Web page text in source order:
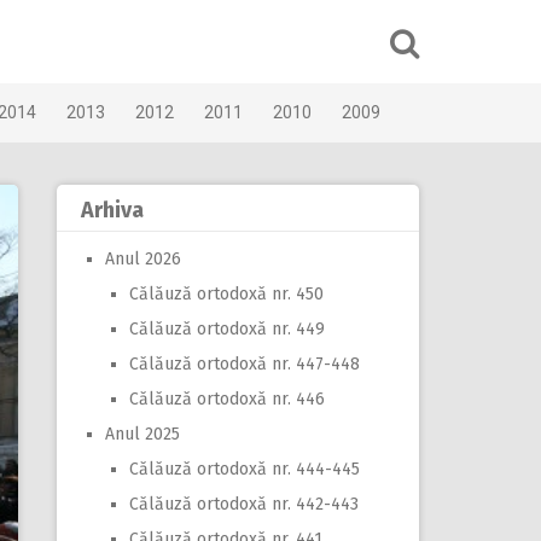
2013 2012 2011 2010 2009
Arhiva
Anul 2026
Călăuză ortodoxă nr. 450
Călăuză ortodoxă nr. 449
Călăuză ortodoxă nr. 447-448
Călăuză ortodoxă nr. 446
Anul 2025
Călăuză ortodoxă nr. 444-445
Călăuză ortodoxă nr. 442-443